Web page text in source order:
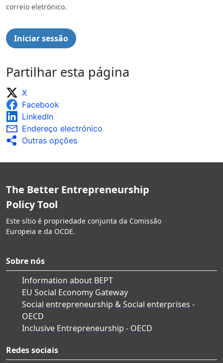
correio eletrónico.
Partilhar esta página
X
Facebook
LinkedIn
Endereço electrónico
Outras opções
The Better Entrepreneurship
Policy Tool
Este sítio é propriedade conjunta da Comissão
Europeia e da OCDE.
Sobre nós
Information about BEPT
EU Social Economy Gateway
Social entrepreneurship & Social enterprises -
OECD
Inclusive Entrepreneurship - OECD
Redes sociais